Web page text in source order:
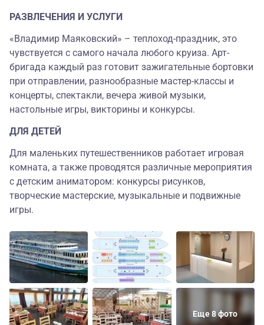
РАЗВЛЕЧЕНИЯ И УСЛУГИ
«Владимир Маяковский» – теплоход-праздник, это
чувствуется с самого начала любого круиза. Арт-
бригада каждый раз готовит зажигательные бортовки
при отправлении, разнообразные мастер-классы и
концерты, спектакли, вечера живой музыки,
настольные игры, викторины и конкурсы.
ДЛЯ ДЕТЕЙ
Для маленьких путешественников работает игровая
комната, а также проводятся различные мероприятия
с детским аниматором: конкурсы рисунков,
творческие мастерские, музыкальные и подвижные
игры.
Еще 8 фото